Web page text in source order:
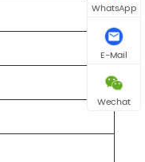
WhatsApp
E-Mail
Wechat